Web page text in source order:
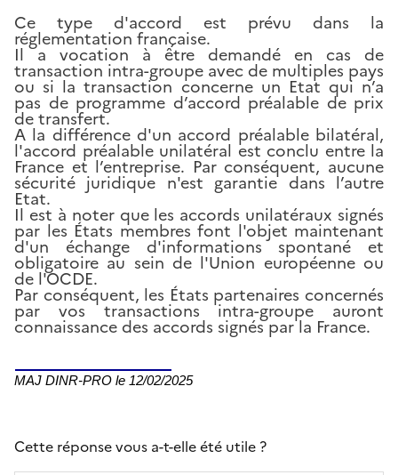
Ce type d'accord est prévu dans la
réglementation française.
Il a vocation à être demandé en cas de
transaction intra-groupe avec de multiples pays
ou si la transaction concerne un Etat qui n’a
pas de programme d’accord préalable de prix
de transfert.
A la différence d'un accord préalable bilatéral,
l'accord préalable unilatéral est conclu entre la
France et l’entreprise. Par conséquent, aucune
sécurité juridique n'est garantie dans l’autre
Etat.
Il est à noter que les accords unilatéraux signés
par les États membres font l'objet maintenant
d'un échange d'informations spontané et
obligatoire au sein de l'Union européenne ou
de l'OCDE.
Par conséquent, les États partenaires concernés
par vos transactions intra-groupe auront
connaissance des accords signés par la France.
MAJ DINR-PRO le 12/02/2025
Cette réponse vous a-t-elle été utile ?